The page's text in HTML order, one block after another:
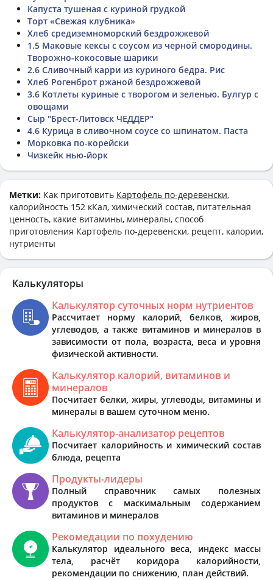
Капуста тушеная с куриной грудкой
Торт «Свежая клубника»
Хлеб средиземноморский бездрожжевой
1.5 Маковые кексы с соусом из черной смородины.
Творожно-кокосовые шарики
2.6 Сливочный карри из куриного бедра. Рис
Хлеб Рогенброт ржаной бездрожжевой
3.6 Котлеты куриные с творогом и зеленью. Булгур с
овощами
Сыр "Брест-Литовск ЧЕДДЕР"
4.6 Курица в сливочном соусе со шпинатом. Паста
Морковка по-корейски
Чизкейк нью-йорк
Метки: Как приготовить Картофель по-деревенски,
калорийность 152 кКал, химический состав, питательная
ценность, какие витамины, минералы, способ
приготовления Картофель по-деревенски, рецепт, калории,
нутриенты
Калькуляторы
Калькулятор суточных норм нутриентов
Рассчитает норму калорий, белков, жиров,
углеводов, а также витаминов и минералов в
зависимости от пола, возраста, веса и уровня
физической активности.
Калькулятор калорий, витаминов и
минералов
Посчитает белки, жиры, углеводы, витамины и
минералы в вашем суточном меню.
Калькулятор-анализатор рецептов
Посчитает калорийность и химический состав
блюда, рецепта
Продукты-лидеры
Полный справочник самых полезных
продуктов с маскимальным содержанием
витаминов и минералов
Рекомедации по похудению
Калькулятор идеального веса, индекс массы
тела, расчёт коридора калорийности,
рекомендации по снижению, план действий.